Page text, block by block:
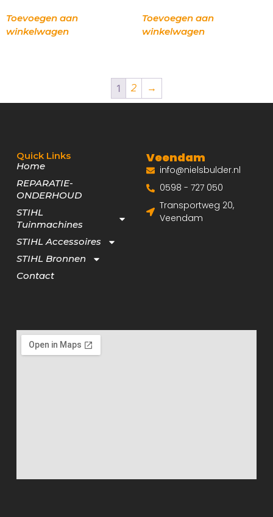
Toevoegen aan
winkelwagen
Toevoegen aan
winkelwagen
1 2 →
Quick Links
Home
REPARATIE-
ONDERHOUD
STIHL
Tuinmachines
STIHL Accessoires
STIHL Bronnen
Contact
Veendam
info@nielsbulder.nl
0598 - 727 050
Transportweg 20,
Veendam